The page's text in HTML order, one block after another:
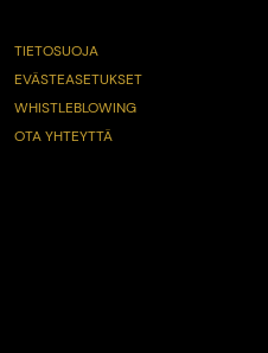
TIETOSUOJA
EVÄSTEASETUKSET
WHISTLEBLOWING
OTA YHTEYTTÄ